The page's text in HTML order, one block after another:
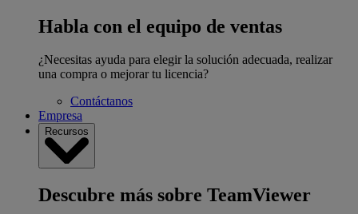
Habla con el equipo de ventas
¿Necesitas ayuda para elegir la solución adecuada, realizar
una compra o mejorar tu licencia?
Contáctanos
Empresa
Recursos
Descubre más sobre TeamViewer